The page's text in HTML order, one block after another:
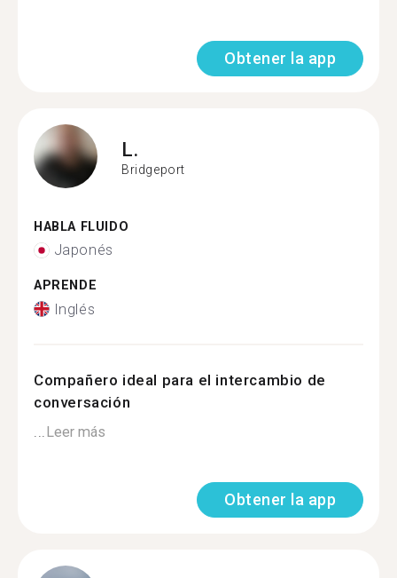
Obtener la app
L.
Bridgeport
HABLA FLUIDO
Japonés
APRENDE
Inglés
Compañero ideal para el intercambio de
conversación
Leer más
Obtener la app